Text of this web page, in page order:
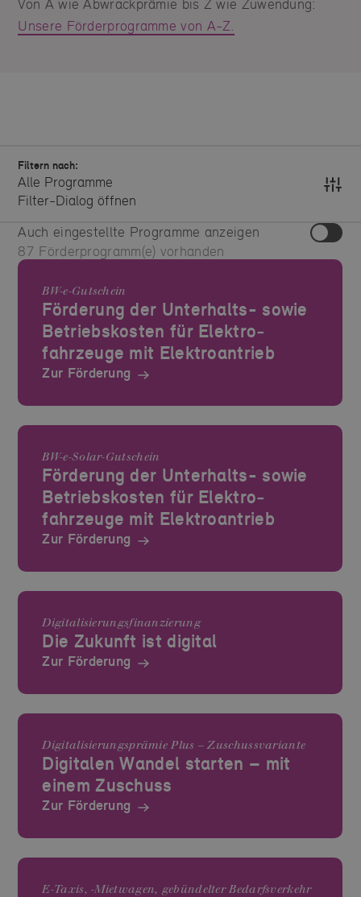
Von A wie Abwrackprämie bis Z wie Zuwendung:
Unsere Förderprogramme von A-Z.
Filtern nach:
Alle Programme
Filter-Dialog öffnen
Auch eingestellte Programme anzeigen
87 Förderprogramm(e) vorhanden
BW-e-Gutschein
Förderung der Unterhalts- sowie
Betriebskosten für Elektro­
fahrzeuge mit Elektro­antrieb
Zur Förderung
BW-e-Solar-Gutschein
Förderung der Unterhalts- sowie
Betriebskosten für Elektro­
fahrzeuge mit Elektro­antrieb
Zur Förderung
Digitalisierungs­finanzierung
Die Zukunft ist digital
Zur Förderung
Digitalisierungsprämie Plus – Zuschussvariante
Digitalen Wandel starten – mit
einem Zuschuss
Zur Förderung
E-Taxis, -Mietwagen, gebündelter Bedarfsverkehr